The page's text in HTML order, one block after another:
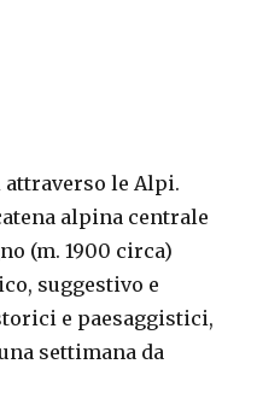
le Alpi.
alpina centrale
(m. 1900 circa)
suggestivo e
e paesaggistici,
settimana da